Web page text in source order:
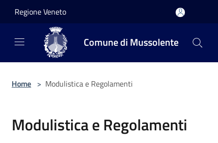
Regione Veneto
Comune di Mussolente
Home > Modulistica e Regolamenti
Modulistica e Regolamenti